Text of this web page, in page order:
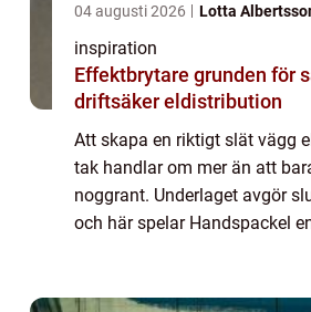
04 augusti 2026 Lotta
inspiration
Effektbrytare grunden för säker och
driftsäker eldistribution
Att skapa en riktigt slät vägg
tak handlar om mer än att
noggrant. Underlaget avgör
och här spelar Handspackel